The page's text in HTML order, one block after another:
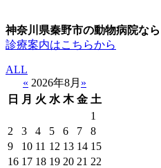
神奈川県秦野市の動物病院なら
診療案内はこちらから
ALL
« 2026年8月 »
日
月 火 水 木 金 土
1
2
3 4 5 6 7
8
9
10 11 12 13 14 15
16 17 18 19 20 21 22